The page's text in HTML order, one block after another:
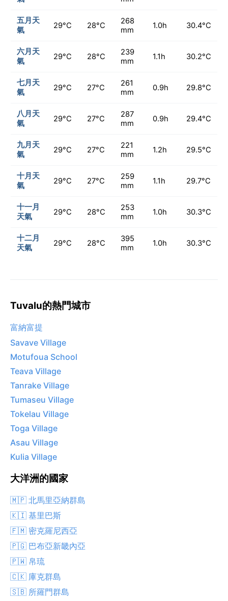
五月天
氣
29°C 28°C
268
mm
1.0h 30.4°C
六月天
氣
29°C 28°C
239
mm
1.1h 30.2°C
七月天
氣
29°C 27°C
261
mm
0.9h 29.8°C
八月天
氣
29°C 27°C
287
mm
0.9h 29.4°C
九月天
氣
29°C 27°C
221
mm
1.2h 29.5°C
十月天
氣
29°C 27°C
259
mm
1.1h 29.7°C
十一月
天氣
29°C 28°C
253
mm
1.0h 30.3°C
十二月
天氣
29°C 28°C
395
mm
1.0h 30.3°C
Tuvalu的熱門城市
富納富提
Savave Village
Motufoua School
Teava Village
Tanrake Village
Tumaseu Village
Tokelau Village
Toga Village
Asau Village
Kulia Village
大洋洲的國家
🇲🇵 北馬里亞納群島
🇰🇮 基里巴斯
🇫🇲 密克羅尼西亞
🇵🇬 巴布亞新畿內亞
🇵🇼 帛琉
🇨🇰 庫克群島
🇸🇧 所羅門群島